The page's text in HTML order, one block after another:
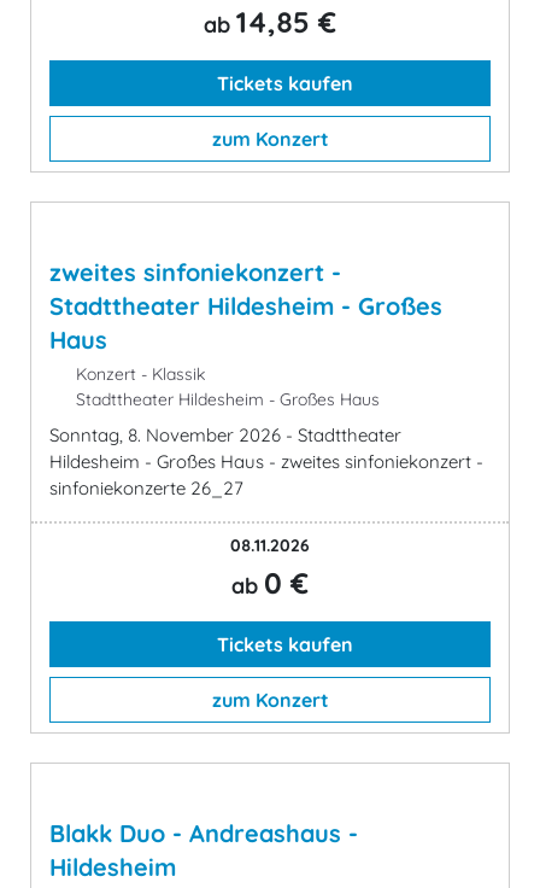
ab 14,85 €
Tickets kaufen
zum Konzert
zweites sinfoniekonzert -
Stadttheater Hildesheim - Großes
Haus
Konzert - Klassik
Stadttheater Hildesheim - Großes Haus
Sonntag, 8. November 2026 - Stadttheater
Hildesheim - Großes Haus - zweites sinfoniekonzert -
sinfoniekonzerte 26_27
08.11.2026
ab 0 €
Tickets kaufen
zum Konzert
Blakk Duo - Andreashaus -
Hildesheim